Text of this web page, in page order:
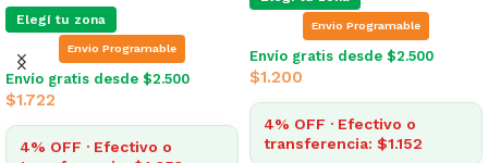
Elegí tu zona
Envio Programable
Envío gratis desde $2.500
$1.722
4% OFF · Efectivo o
Envio Programable
Envío gratis desde $2.500
$1.200
4% OFF · Efectivo o
transferencia: $1.152